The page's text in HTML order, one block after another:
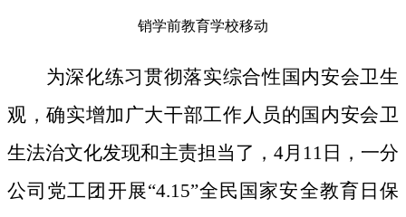
销学前教育学校移动
为深化练习贯彻落实综合性国内安会卫生
观，确实增加广大干部工作人员的国内安会卫
生法治文化发现和主责担当了，4月11日，一分
公司党工团开展“4.15”全民国家安全教育日保